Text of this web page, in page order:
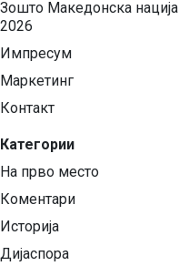
Зошто Македонска нација
2026
Импресум
Маркетинг
Контакт
Категории
На прво место
Коментари
Историја
Дијаспора